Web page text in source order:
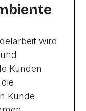
wird
Kunden
Kunde